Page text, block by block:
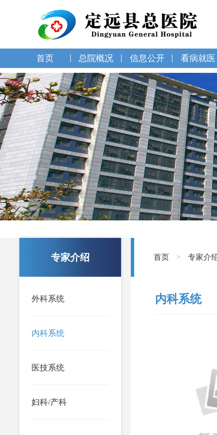
首页 总院概况 信息公开 看病就医
专家介绍
外科系统
内科系统
医技系统
妇科/产科
首页 > 专家介
内科系统